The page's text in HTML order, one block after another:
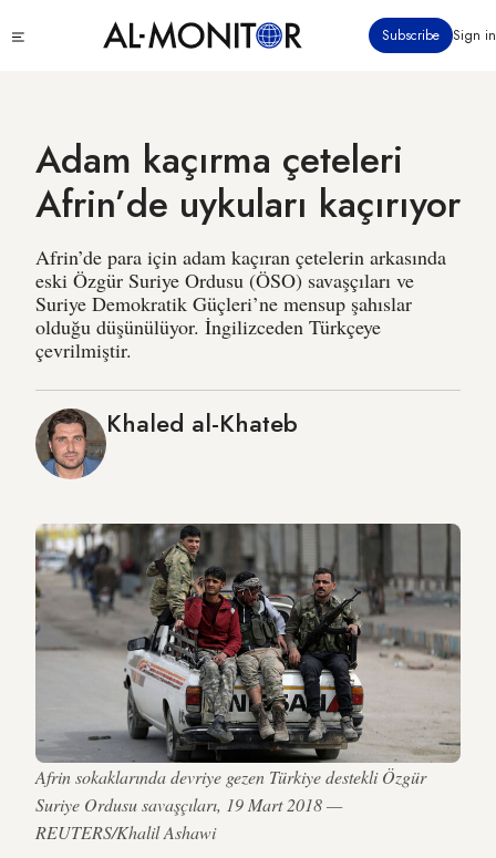
içeriğe
Subscribe Sign in
Adam kaçırma çeteleri
Afrin’de uykuları kaçırıyor
Afrin’de para için adam kaçıran çetelerin arkasında
eski Özgür Suriye Ordusu (ÖSO) savaşçıları ve
Suriye Demokratik Güçleri’ne mensup şahıslar
olduğu düşünülüyor. İngilizceden Türkçeye
çevrilmiştir.
Khaled al-Khateb
Afrin sokaklarında devriye gezen Türkiye destekli Özgür
Suriye Ordusu savaşçıları, 19 Mart 2018 —
REUTERS/Khalil Ashawi